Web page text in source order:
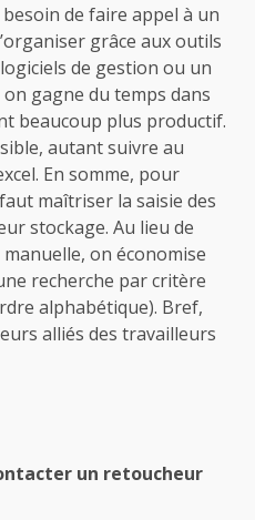
de faire appel à un
grâce aux outils
de gestion ou un
gagne du temps dans
beaucoup plus productif.
autant suivre au
En somme, pour
maîtriser la saisie des
stockage. Au lieu de
on économise
recherche par critère
alphabétique). Bref,
alliés des travailleurs
un retoucheur